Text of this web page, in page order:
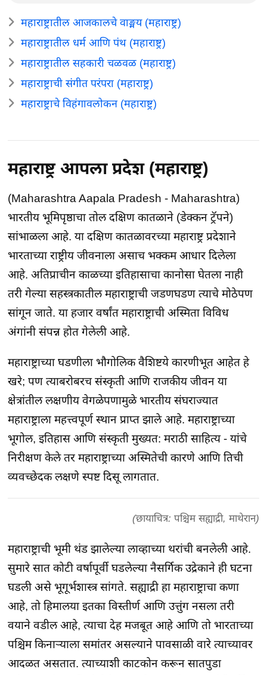
महाराष्ट्रातील आजकालचे वाङ्मय (महाराष्ट्र)
महाराष्ट्रातील धर्म आणि पंथ (महाराष्ट्र)
महाराष्ट्रातील सहकारी चळवळ (महाराष्ट्र)
महाराष्ट्राची संगीत परंपरा (महाराष्ट्र)
महाराष्ट्राचे विहंगावलोकन (महाराष्ट्र)
महाराष्ट्र आपला प्रदेश (महाराष्ट्र)
(Maharashtra Aapala Pradesh - Maharashtra)
भारतीय भूमिपृष्ठाचा तोल दक्षिण कातळाने (डेक्कन ट्रॅपने)
सांभाळला आहे. या दक्षिण कातळावरच्या महाराष्ट्र प्रदेशाने
भारताच्या राष्ट्रीय जीवनाला असाच भक्कम आधार दिलेला
आहे. अतिप्राचीन काळच्या इतिहासाचा कानोसा घेतला नाही
तरी गेल्या सहस्त्रकातील महाराष्ट्राची जडणघडण त्याचे मोठेपण
सांगून जाते. या हजार वर्षांत महाराष्ट्राची अस्मिता विविध
अंगांनी संपन्न होत गेलेली आहे.
महाराष्ट्राच्या घडणीला भौगोलिक वैशिष्टये कारणीभूत आहेत हे
खरे; पण त्याबरोबरच संस्कृती आणि राजकीय जीवन या
क्षेत्रांतील लक्षणीय वेगळेपणामुळे भारतीय संघराज्यात
महाराष्ट्राला महत्त्वपूर्ण स्थान प्राप्त झाले आहे. महाराष्ट्राच्या
भूगोल, इतिहास आणि संस्कृती मुख्यत: मराठी साहित्य - यांचे
निरीक्षण केले तर महाराष्ट्राच्या अस्मितेची कारणे आणि तिची
व्यवच्छेदक लक्षणे स्पष्ट दिसू लागतात.
(छायाचित्र: पश्चिम सह्याद्री, माथेरान)
महाराष्ट्राची भूमी थंड झालेल्या लाव्हाच्या थरांची बनलेली आहे.
सुमारे सात कोटी वर्षापूर्वी घडलेल्या नैसर्गिक उद्रेकाने ही घटना
घडली असे भूगूर्भशास्त्र सांगते. सह्याद्री हा महाराष्ट्राचा कणा
आहे, तो हिमालया इतका विस्तीर्ण आणि उत्तुंग नसला तरी
वयाने वडील आहे, त्याचा देह मजबूत आहे आणि तो भारताच्या
पश्चिम किनाऱ्याला समांतर असल्याने पावसाळी वारे त्याच्यावर
आदळत असतात. त्याच्याशी काटकोन करून सातपुडा